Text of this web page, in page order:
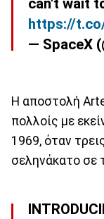
can't wait
https://
— SpaceX
Η αποστολή
πολλοίς με
1969, όταν
σεληνάκατο σε